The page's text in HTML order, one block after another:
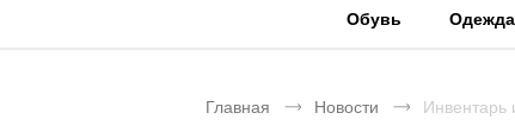
Обувь Одежда
Главная Новости Инвентарь